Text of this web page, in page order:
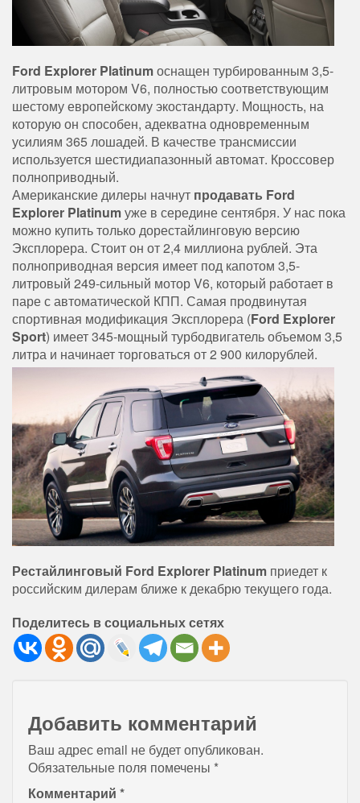
Ford Explorer Platinumоснащен турбированным 3,5-
литровым мотором V6, полностью соответствующим
шестому европейскому экостандарту. Мощность, на
которую он способен, адекватна одновременным
усилиям 365 лошадей. В качестве трансмиссии
используется шестидиапазонный автомат. Кроссовер
полноприводный.
Американские дилеры начнут продавать Ford
Explorer Platinumуже в середине сентября. У нас пока
можно купить только дорестайлинговую версию
Эксплорера. Стоит он от 2,4 миллиона рублей. Эта
полноприводная версия имеет под капотом 3,5-
литровый 249-сильный мотор V6, который работает в
паре с автоматической КПП. Самая продвинутая
спортивная модификация Эксплорера (Ford Explorer
Sport) имеет 345-мощный турбодвигатель объемом 3,5
литра и начинает торговаться от 2 900 килорублей.
Рестайлинговый Ford Explorer Platinum приедет к
российским дилерам ближе к декабрю текущего года.
Поделитесь в социальных сетях
Добавить комментарий
Ваш адрес email не будет опубликован.
Обязательные поля помечены *
Комментарий *